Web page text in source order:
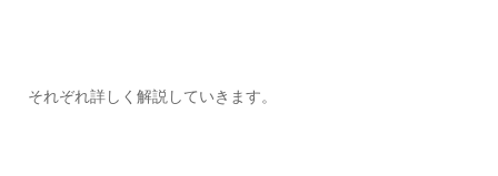
それぞれ詳しく解説していきます。